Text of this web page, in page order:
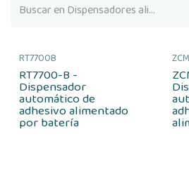
RT7700B
RT7700-B -
Dispensador
automático de
adhesivo alimentado
por batería